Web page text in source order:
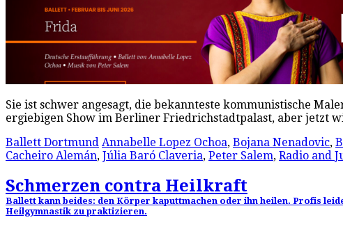
Sie ist schwer angesagt, die bekannteste kommunistische
ergiebigen Show im Berliner Friedrichstadtpalast, aber jetzt
Ballett Dortmund Annabelle Lopez Ochoa, Bojana Nenadovic,
Cacheiro Alemán, Júlia Baró Claveria, Peter Salem, Radio and
Schmerzen contra Heilkraft
Ballett kann beides: den Körper kaputtmachen oder ihn heilen. Profis
Heilgymnastik zu praktizieren.